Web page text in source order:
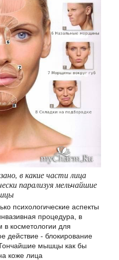
в какие части лица
парализуя мельчайшие
психологические аспекты
процедура, в
в косметологии для
действие - блокирование
мышцы как бы
коже лица